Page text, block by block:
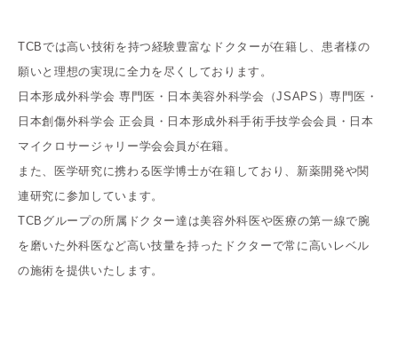
TCBでは高い技術を持つ経験豊富なドクターが在籍し、患者様の
願いと理想の実現に全力を尽くしております。
日本形成外科学会 専門医・日本美容外科学会（JSAPS）専門医・
日本創傷外科学会 正会員・日本形成外科手術手技学会会員・日本
マイクロサージャリー学会会員が在籍。
また、医学研究に携わる医学博士が在籍しており、新薬開発や関
連研究に参加しています。
TCBグループの所属ドクター達は美容外科医や医療の第一線で腕
を磨いた外科医など高い技量を持ったドクターで常に高いレベル
の施術を提供いたします。